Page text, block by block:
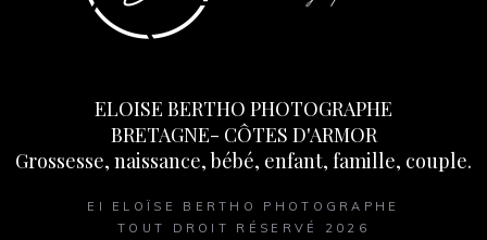
ELOISE BERTHO PHOTOGRAPHE
BRETAGNE- CÔTES D'ARMOR
Grossesse, naissance, bébé, enfant, famille, couple.
EI ELOÏSE BERTHO PHOTOGRAPHE
TOUT DROIT RÉSERVÉ 2026